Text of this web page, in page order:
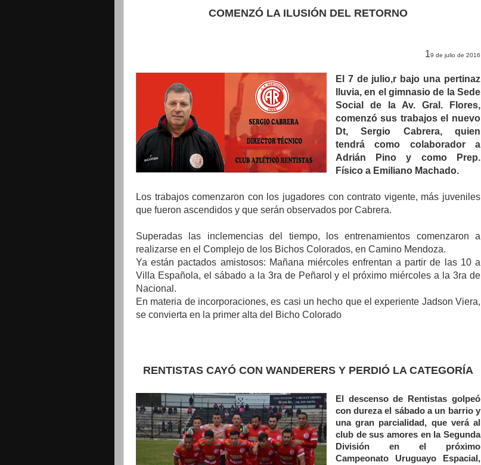
COMENZÓ LA ILUSIÓN DEL RETORNO
19 de julio de 2016
El 7 de julio,r bajo una pertinaz
lluvia, en el gimnasio de la Sede
Social de la Av. Gral. Flores,
comenzó sus trabajos el nuevo
Dt, Sergio Cabrera, quien
tendrá como colaborador a
Adrián Pino y como Prep.
Físico a Emiliano Machado.
Los trabajos comenzaron con los jugadores con contrato vigente, más juveniles
que fueron ascendidos y que serán observados por Cabrera.
Superadas las inclemencias del tiempo, los entrenamientos comenzaron a
realizarse en el Complejo de los Bichos Colorados, en Camino Mendoza.
Ya están pactados amistosos: Mañana miércoles enfrentan a partir de las 10 a
Villa Española, el sábado a la 3ra de Peñarol y el próximo miércoles a la 3ra de
Nacional.
En materia de incorporaciones, es casi un hecho que el experiente Jadson Viera,
se convierta en la primer alta del Bicho Colorado
RENTISTAS CAYÓ CON WANDERERS Y PERDIÓ LA CATEGORÍA
El descenso de Rentistas golpeó
con dureza el sábado a un barrio y
una gran parcialidad, que verá al
club de sus amores en la Segunda
División en el próximo
Campeonato Uruguayo Espacial,